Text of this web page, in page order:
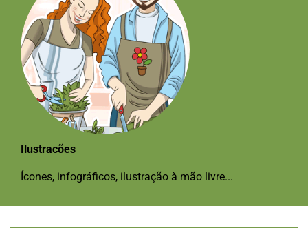
Ilustracões
Ícones, infográficos, ilustração à mão livre...